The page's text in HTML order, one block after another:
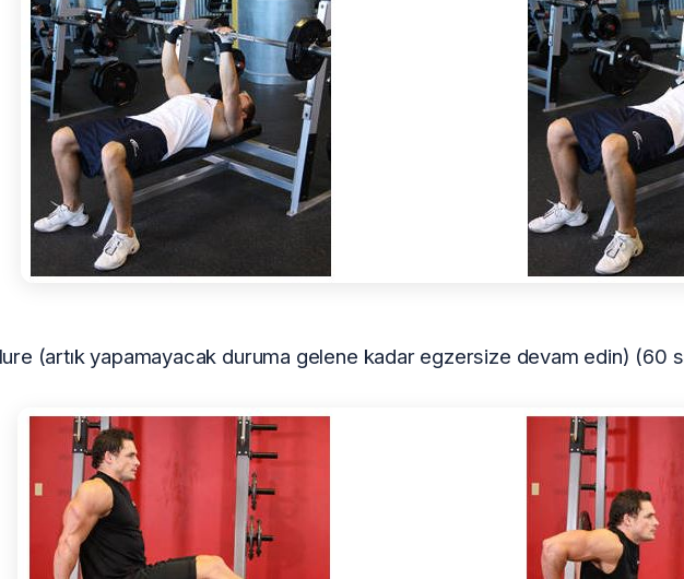
(artık yapamayacak duruma gelene kadar egzersize devam edin) (60